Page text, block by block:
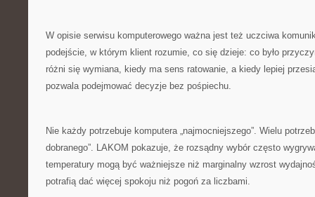
W opisie serwisu komputerowego ważna jest też uczciwa
podejście, w którym klient rozumie, co się dzieje: co było
różni się wymiana, kiedy ma sens ratowanie, a kiedy lepiej
pozwala podejmować decyzje bez pośpiechu.
Nie każdy potrzebuje komputera „najmocniejszego”. Wielu
dobranego”. LAKOM pokazuje, że rozsądny wybór często
temperatury mogą być ważniejsze niż marginalny wzrost
potrafią dać więcej spokoju niż pogoń za liczbami.